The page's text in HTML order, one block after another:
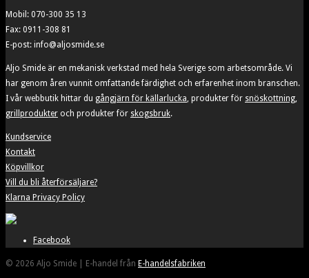
Mobil: 070-300 35 13
Fax: 0911-308 81
E-post: info@aljosmide.se
Aljo Smide är en mekanisk verkstad med hela Sverige som arbetsområde. Vi
har genom åren vunnit omfattande färdighet och erfarenhet inom branschen.
I vår webbutik hittar du gångjärn för källarlucka, produkter för snöskottning,
grillprodukter och produkter för skogsbruk.
Kundservice
Kontakt
Köpvillkor
Vill du bli återförsäljare?
Klarna Privacy Policy
Facebook
© 2026 Aljo Smide | E-handel från E-handelsfabriken